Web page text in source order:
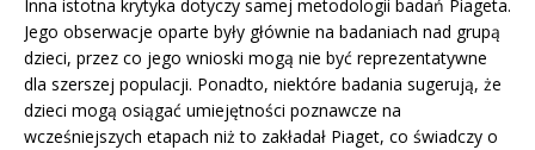
Inna istotna krytyka dotyczy samej metodologii badań Piageta.
Jego obserwacje oparte były głównie na badaniach nad grupą
dzieci, przez co jego wnioski mogą nie być reprezentatywne
dla szerszej populacji. Ponadto, niektóre badania sugerują, że
dzieci mogą osiągać umiejętności poznawcze na
wcześniejszych etapach niż to zakładał Piaget, co świadczy o